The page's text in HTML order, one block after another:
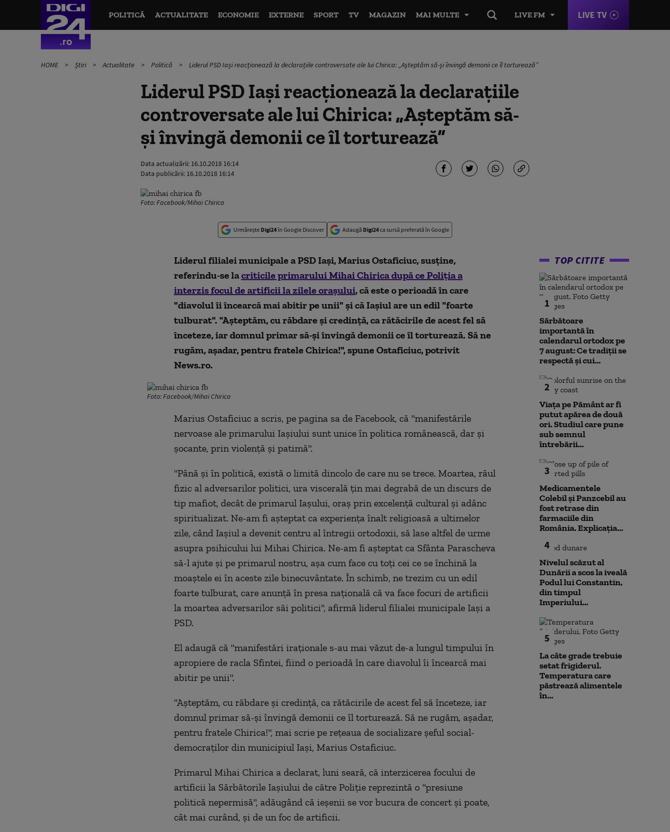
LIVE FM LIVE TV
POLITICĂ ACTUALITATE ECONOMIE EXTERNE SPORT TV MAGAZIN MAI MULTE
HOME Știri Actualitate Politică Liderul PSD Iași reacționează la declarațiile controversate ale lui Chirica: „Aşteptăm să-şi învingă demonii ce îl torturează”
Liderul PSD Iași reacționează la declarațiile
controversate ale lui Chirica: „Aşteptăm să-
şi învingă demonii ce îl torturează”
Data actualizării: 16.10.2018 16:14
Data publicării: 16.10.2018 16:14
Foto: Facebook/Mihai Chirica
Urmărește Digi24în Google Discover Adaugă Digi24ca sursă preferată în Google
Liderul filialei municipale a PSD Iaşi, Marius Ostaficiuc, susţine,
referindu-se lacriticile primarului Mihai Chirica după ce Poliţia a
interzis focul de artificii la zilele oraşului, că este o perioadă în care
"diavolul îi încearcă mai abitir pe unii" şi că Iaşiul are un edil "foarte
tulburat". "Aşteptăm, cu răbdare şi credinţă, ca rătăcirile de acest fel să
înceteze, iar domnul primar să-şi învingă demonii ce îl torturează. Să ne
rugăm, aşadar, pentru fratele Chirica!", spune Ostaficiuc, potrivit
News.ro.
Foto: Facebook/Mihai Chirica
Marius Ostaficiuc a scris, pe pagina sa de Facebook, că "manifestările
nervoase ale primarului Iaşiului sunt unice în politica românească, dar şi
şocante, prin violenţă şi patimă".
"Până şi în politică, există o limită dincolo de care nu se trece. Moartea, răul
fizic al adversarilor politici, ura viscerală ţin mai degrabă de un discurs de
tip mafiot, decât de primarul Iaşului, oraş prin excelenţă cultural şi adânc
spiritualizat. Ne-am fi aşteptat ca experienţa înalt religioasă a ultimelor
zile, când Iaşiul a devenit centru al întregii ortodoxii, să lase altfel de urme
asupra psihicului lui Mihai Chirica. Ne-am fi aşteptat ca Sfânta Parascheva
să-l ajute şi pe primarul nostru, aşa cum face cu toţi cei ce se închină la
moaştele ei în aceste zile binecuvântate. În schimb, ne trezim cu un edil
foarte tulburat, care anunţă în presa naţională că va face focuri de artificii
la moartea adversarilor săi politici", afirmă liderul filialei municipale Iaşi a
PSD.
El adaugă că "manifestări iraţionale s-au mai văzut de-a lungul timpului în
apropiere de racla Sfintei, fiind o perioadă în care diavolul îi încearcă mai
abitir pe unii".
"Aşteptăm, cu răbdare şi credinţă, ca rătăcirile de acest fel să înceteze, iar
domnul primar să-şi învingă demonii ce îl torturează. Să ne rugăm, aşadar,
pentru fratele Chirica!", mai scrie pe reţeaua de socializare şeful social-
democraţilor din municipiul Iaşi, Marius Ostaficiuc.
Primarul Mihai Chirica a declarat, luni seară, că interzicerea focului de
artificii la Sărbătorile Iaşiului de către Poliţie reprezintă o "presiune
politică nepermisă", adăugând că ieşenii se vor bucura de concert şi poate,
cât mai curând, şi de un foc de artificii.
TOP CITITE
1
Sărbătoare
importantă în
calendarul ortodox pe
7 august: Ce tradiții se
respectă și cui...
2
Viața pe Pământ ar fi
putut apărea de două
ori. Studiul care pune
sub semnul
întrebării...
3
Medicamentele
Colebil și Panzcebil au
fost retrase din
farmaciile din
România. Explicația...
4
Nivelul scăzut al
Dunării a scos la iveală
Podul lui Constantin,
din timpul
Imperiului...
5
La câte grade trebuie
setat frigiderul.
Temperatura care
păstrează alimentele
în...